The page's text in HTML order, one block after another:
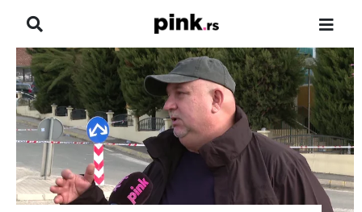
NASLOVNA
VESTI
ZADRUGA
SHOWBIZ